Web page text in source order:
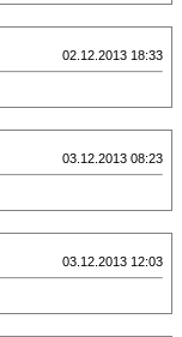
02.12.2013 18:33
03.12.2013 08:23
03.12.2013 12:03